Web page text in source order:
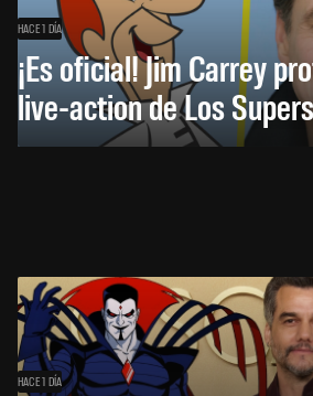
HACE 1 DÍA
¡Es oficial! Jim Carrey
live-action de Los
HACE 1 DÍA